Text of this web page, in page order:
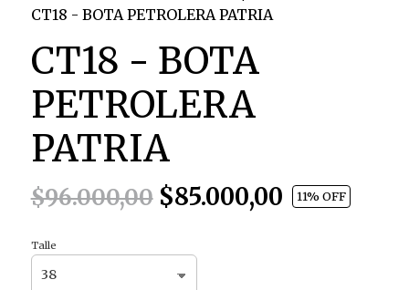
CT18 - BOTA PETROLERA PATRIA
CT18 - BOTA
PETROLERA
PATRIA
$96.000,00$85.000,00 11% OFF
Talle